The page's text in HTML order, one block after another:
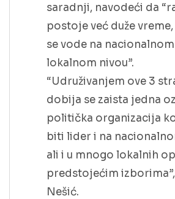
saradnji, navodeći da
postoje već duže
se vode na nacionalnom
lokalnom nivou”.
“Udruživanjem ove 3
dobija se zaista jedna
politička organizacija
biti lider i na
ali i u mnogo lokalnih
predstojećim
Nešić.